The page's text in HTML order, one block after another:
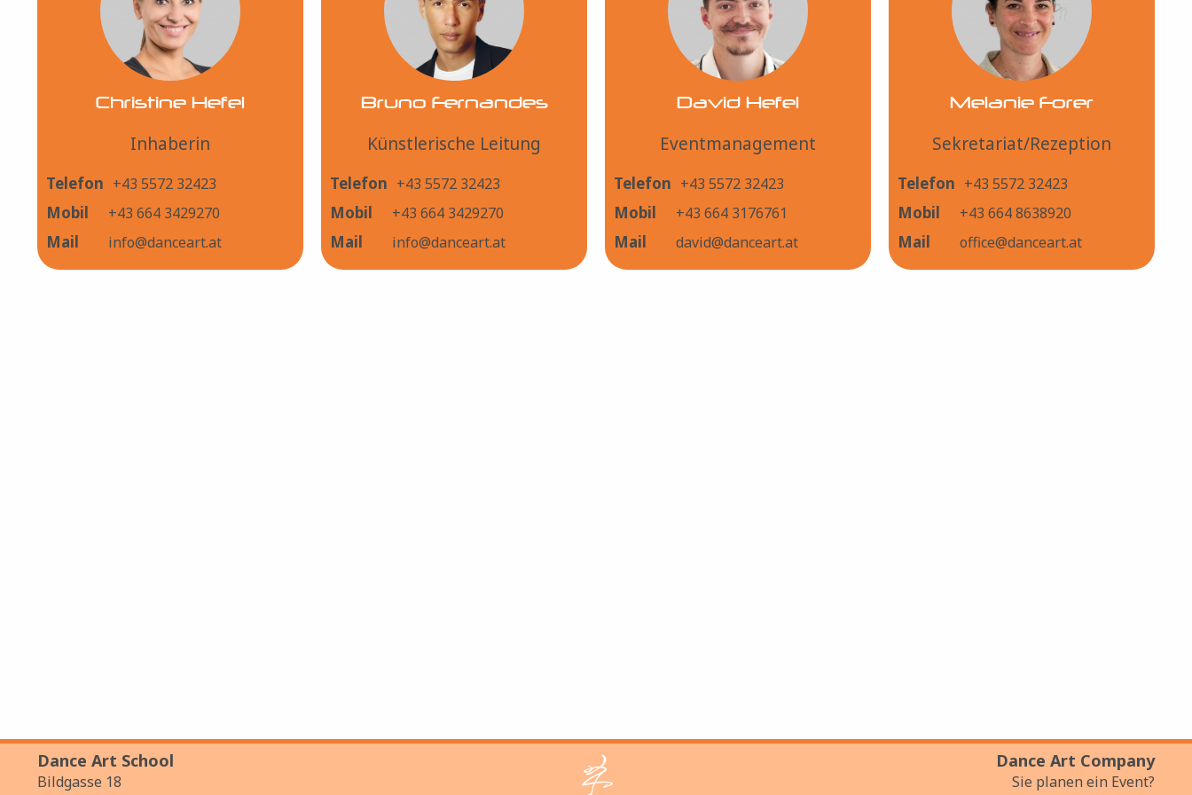
Christine Hefel
Inhaberin
Telefon +43 5572 32423
Mobil +43 664 3429270
Mail info@danceart.at
Bruno Fernandes
Künstlerische Leitung
Telefon +43 5572 32423
Mobil +43 664 3429270
Mail info@danceart.at
David Hefel
Eventmanagement
Telefon +43 5572 32423
Mobil +43 664 3176761
Mail david@danceart.at
Melanie Forer
Sekretariat/Rezeption
Telefon +43 5572 32423
Mobil +43 664 8638920
Mail office@danceart.at
Dance Art School
Bildgasse 18
Dance Art Company
Sie planen ein Event?